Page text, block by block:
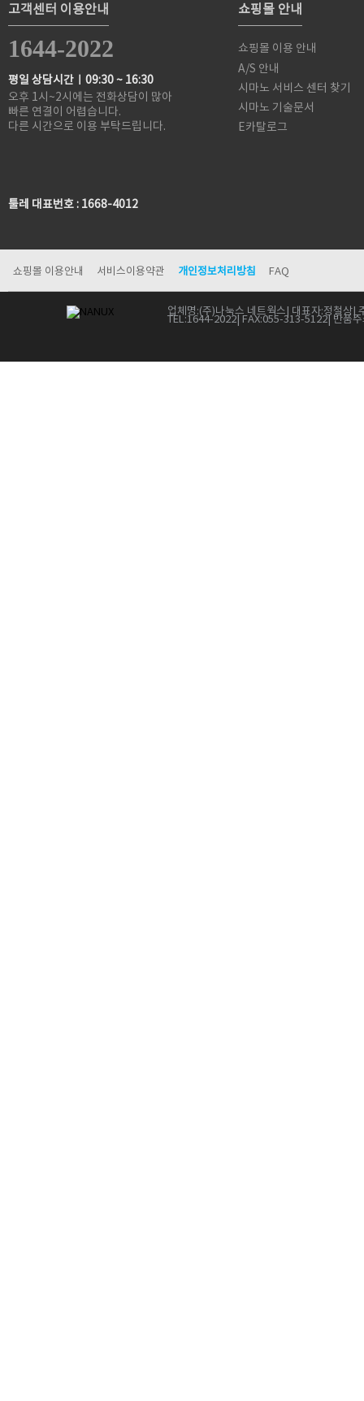
고객센터 이용안내
1644-2022
평일 상담시간ㅣ09:30 ~ 16:30
오후 1시~2시에는 전화상담이 많아
빠른 연결이 어렵습니다.
다른 시간으로 이용 부탁드립니다.
툴레 대표번호 : 1668-4012
쇼핑몰 안내
쇼핑몰 이용 안내
A/S 안내
시마노 서비스 센터 찾기
시마노 기술문서
E카탈로그
쇼핑몰 이용안내 서비스이용약관 개인정보처리방침 FAQ
업체명:(주)나눅스 네트웍스 | 대표자:정철상|
TEL:1644-2022 | FAX:055-313-5122 | 반품